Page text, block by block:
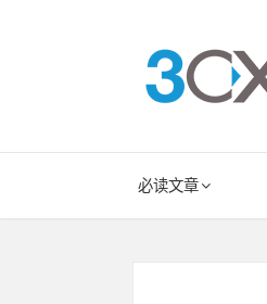
必读文章